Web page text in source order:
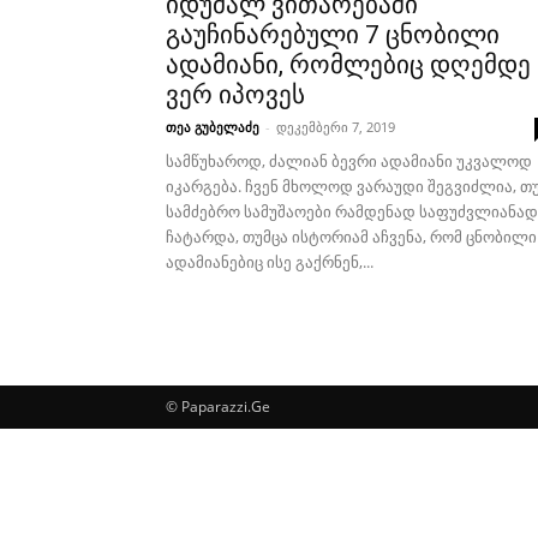
გაუჩინარებული 7 ცნობილი
ადამიანი, რომლებიც დღემდე
ვერ იპოვეს
თეა გუბელაძე - დეკემბერი 7, 2019
სამწუხაროდ, ძალიან ბევრი ადამიანი უკვალოდ
იკარგება. ჩვენ მხოლოდ ვარაუდი შეგვიძლია,
სამძებრო სამუშაოები რამდენად საფუძვლიანად
ჩატარდა, თუმცა ისტორიამ აჩვენა, რომ ცნობილი
ადამიანებიც ისე გაქრნენ,...
© Paparazzi.Ge